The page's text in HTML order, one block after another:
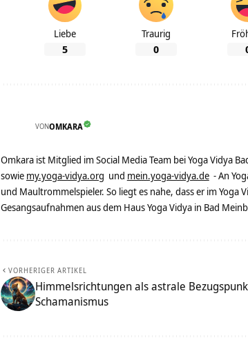
Liebe
5
Traurig
0
VONOMKARA
Omkara ist Mitglied im Social Media Team bei Yoga Vidya
sowie my.yoga-vidya.org und mein.yoga-vidya.de - An
und Maultrommelspieler. So liegt es nahe, dass er im
Gesangsaufnahmen aus dem Haus Yoga Vidya in Bad
VORHERIGER ARTIKEL
Himmelsrichtungen als astrale
Schamanismus